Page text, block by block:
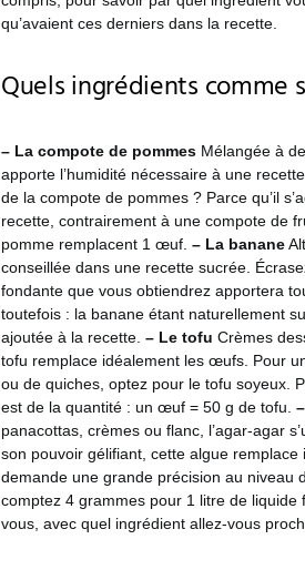
qu’avaient ces derniers dans la recette.
Quels ingrédients comme
– La compote de pommes Mélangée à
apporte l’humidité nécessaire à une
de la compote de pommes ? Parce qu’il
recette, contrairement à une compote de
pomme remplacent 1 œuf. – La banane
conseillée dans une recette sucrée.
fondante que vous obtiendrez apportera
toutefois : la banane étant naturellement
ajoutée à la recette. – Le tofu Crèmes
tofu remplace idéalement les œufs. Pour
ou de quiches, optez pour le tofu soyeux.
est de la quantité : un œuf = 50 g de tofu.
panacottas, crèmes ou flanc, l’agar-agar
son pouvoir gélifiant, cette algue
demande une grande précision au niveau
comptez 4 grammes pour 1 litre de
vous, avec quel ingrédient allez-vous